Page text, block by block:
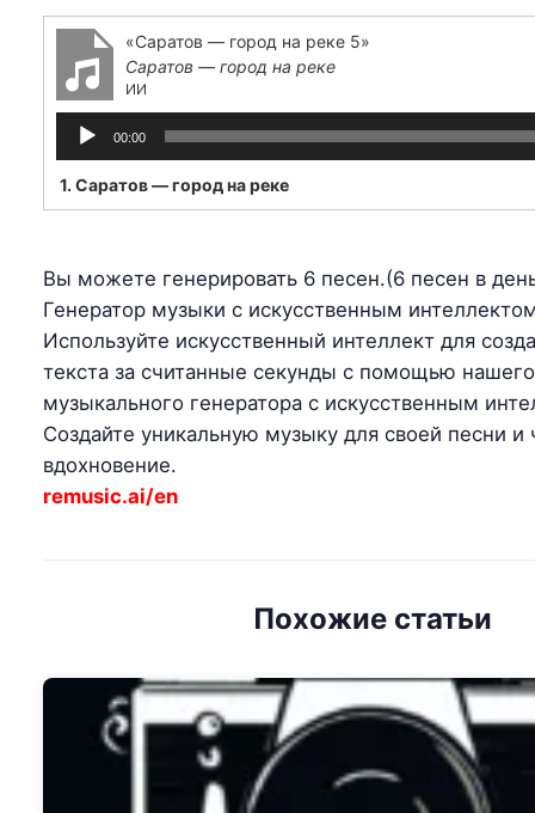
«Саратов — город на реке 5»
Саратов — город на реке
ИИ
Аудиоплеер
00:00
1. Саратов — город на реке
Вы можете генерировать 6 песен.(6 песен в
Генератор музыки с искусственным
Используйте искусственный интеллект для
текста за считанные секунды с помощью
музыкального генератора с искусственным
Создайте уникальную музыку для своей песни и
вдохновение.
remusic.ai/en
Похожие статьи